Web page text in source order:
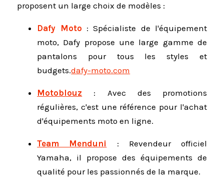
proposent un large choix de modèles :
Dafy Moto :Spécialiste de l'équipement
moto, Dafy propose une large gamme de
pantalons pour tous les styles et
budgets.dafy-moto.com
Motoblouz : Avec des promotions
régulières, c'est une référence pour l'achat
d'équipements moto en ligne.
Team Menduni : Revendeur officiel
Yamaha, il propose des équipements de
qualité pour les passionnés de la marque.